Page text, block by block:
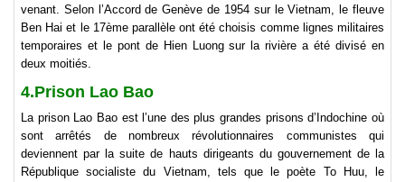
venant. Selon l’Accord de Genève de 1954 sur le Vietnam, le fleuve
Ben Hai et le 17ème parallèle ont été choisis comme lignes militaires
temporaires et le pont de Hien Luong sur la rivière a été divisé en
deux moitiés.
4.Prison Lao Bao
La prison Lao Bao est l’une des plus grandes prisons d’Indochine où
sont arrêtés de nombreux révolutionnaires communistes qui
deviennent par la suite de hauts dirigeants du gouvernement de la
République socialiste du Vietnam, tels que le poète To Huu, le